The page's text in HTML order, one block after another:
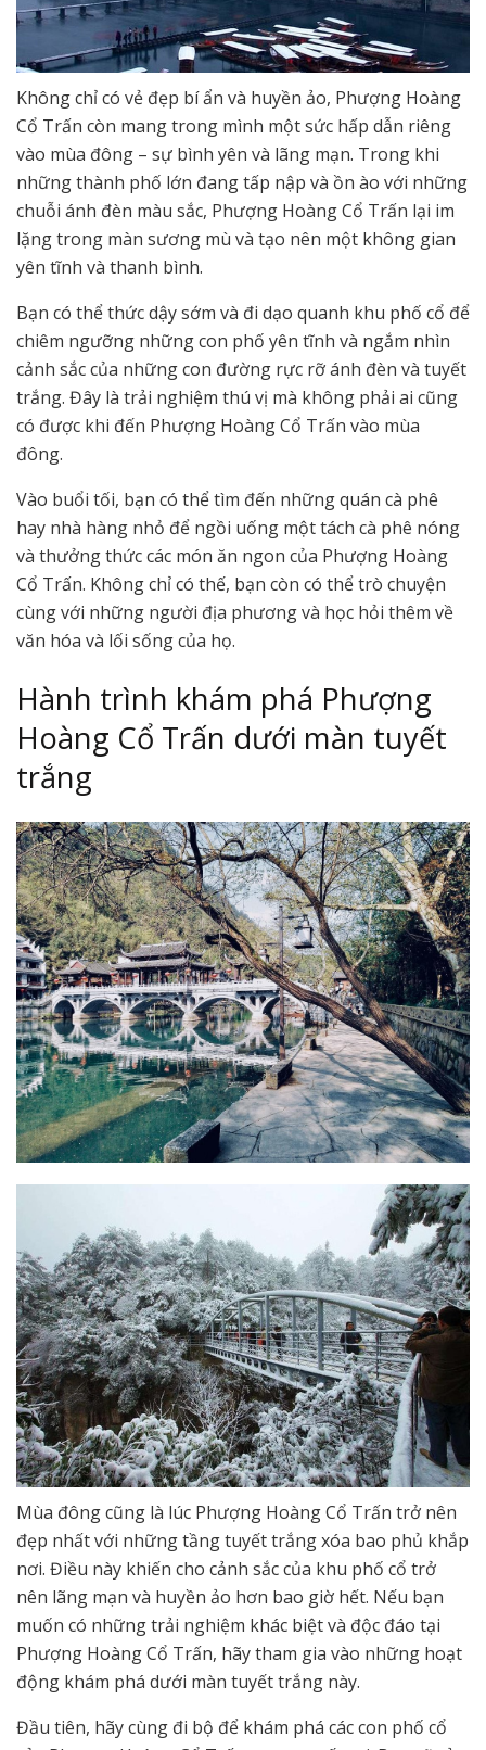
Không chỉ có vẻ đẹp bí ẩn và huyền ảo, Phượng Hoàng
Cổ Trấn còn mang trong mình một sức hấp dẫn riêng
vào mùa đông – sự bình yên và lãng mạn. Trong khi
những thành phố lớn đang tấp nập và ồn ào với những
chuỗi ánh đèn màu sắc, Phượng Hoàng Cổ Trấn lại im
lặng trong màn sương mù và tạo nên một không gian
yên tĩnh và thanh bình.
Bạn có thể thức dậy sớm và đi dạo quanh khu phố cổ để
chiêm ngưỡng những con phố yên tĩnh và ngắm nhìn
cảnh sắc của những con đường rực rỡ ánh đèn và tuyết
trắng. Đây là trải nghiệm thú vị mà không phải ai cũng
có được khi đến Phượng Hoàng Cổ Trấn vào mùa
đông.
Vào buổi tối, bạn có thể tìm đến những quán cà phê
hay nhà hàng nhỏ để ngồi uống một tách cà phê nóng
và thưởng thức các món ăn ngon của Phượng Hoàng
Cổ Trấn. Không chỉ có thế, bạn còn có thể trò chuyện
cùng với những người địa phương và học hỏi thêm về
văn hóa và lối sống của họ.
Hành trình khám phá Phượng
Hoàng Cổ Trấn dưới màn tuyết
trắng
Mùa đông cũng là lúc Phượng Hoàng Cổ Trấn trở nên
đẹp nhất với những tầng tuyết trắng xóa bao phủ khắp
nơi. Điều này khiến cho cảnh sắc của khu phố cổ trở
nên lãng mạn và huyền ảo hơn bao giờ hết. Nếu bạn
muốn có những trải nghiệm khác biệt và độc đáo tại
Phượng Hoàng Cổ Trấn, hãy tham gia vào những hoạt
động khám phá dưới màn tuyết trắng này.
Đầu tiên, hãy cùng đi bộ để khám phá các con phố cổ